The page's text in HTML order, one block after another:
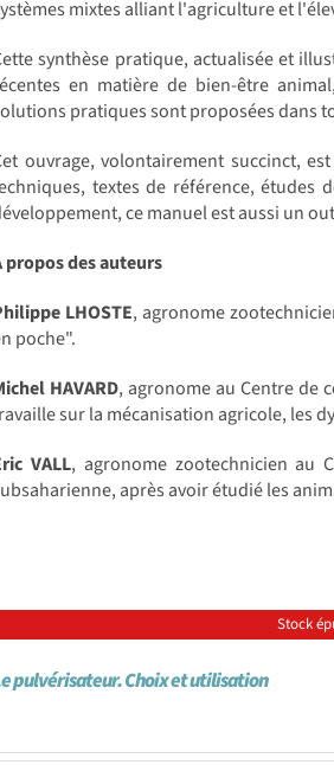
mixtes alliant l'agriculture et
synthèse pratique, actualisée et
en matière de bien-être
pratiques sont proposées dans
ouvrage, volontairement succinct,
textes de référence, études
ce manuel est aussi un
propos des auteurs
LHOSTE, agronome
poche".
HAVARD, agronome au Centre de
sur la mécanisation agricole, les
VALL, agronome zootechnicien au
après avoir étudié les
Stock
pulvérisateur. Choix et utilisation